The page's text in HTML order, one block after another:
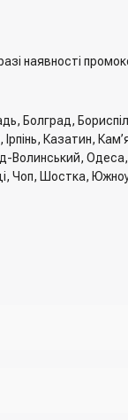
наявності
Болград,
Казатин,
Волинський,
Чоп, Шостка,